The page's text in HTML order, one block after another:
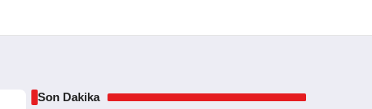
Son Dakika